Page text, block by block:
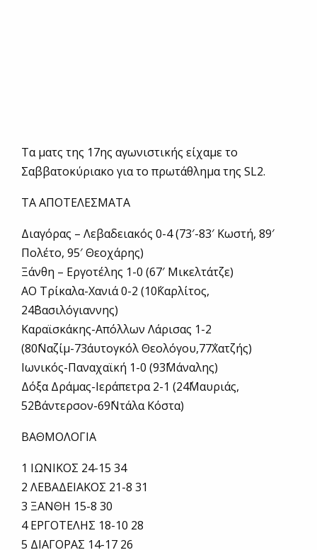
Tα ματς της 17ης αγωνιστικής είχαμε το
Σαββατοκύριακο για το πρωτάθλημα της SL2.
ΤΑ ΑΠΟΤΕΛΕΣΜΑΤΑ
Διαγόρας – Λεβαδειακός 0-4 (73′-83′ Κωστή, 89′
Πολέτο, 95′ Θεοχάρης)
Ξάνθη – Εργοτέλης 1-0 (67′ Μικελτάτζε)
ΑΟ Τρίκαλα-Χανιά 0-2 (10΄Καρλίτος,
24΄Βασιλόγιαννης)
Καραϊσκάκης-Απόλλων Λάρισας 1-2
(80΄Ναζίμ-73΄αυτογκόλ Θεολόγου,77΄Χατζής)
Ιωνικός-Παναχαϊκή 1-0 (93΄Μάναλης)
Δόξα Δράμας-Ιεράπετρα 2-1 (24΄Μαυριάς,
52΄Βάντερσον-69΄Ντάλα Κόστα)
ΒΑΘΜΟΛΟΓΙΑ
1 ΙΩΝΙΚΟΣ 24-15 34
2 ΛΕΒΑΔΕΙΑΚΟΣ 21-8 31
3 ΞΑΝΘΗ 15-8 30
4 ΕΡΓΟΤΕΛΗΣ 18-10 28
5 ΔΙΑΓΟΡΑΣ 14-17 26